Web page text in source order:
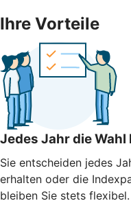
Ihre Vorteile
Jedes Jahr die Wahl
Sie entscheiden jedes
erhalten oder die
bleiben Sie stets flexibel.